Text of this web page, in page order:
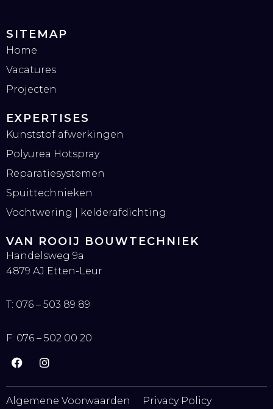
SITEMAP
Home
Vacatures
Projecten
EXPERTISES
Kunststof afwerkingen
Polyurea Hotspray
Reparatiesystemen
Spuittechnieken
Vochtwering | kelderafdichting
VAN ROOIJ BOUWTECHNIEK
Handelsweg 9a
4879 AJ Etten-Leur
T: 076 – 503 89 89
F: 076 – 502 00 20
F
c
e
I
s
t
Algemene Voorwaarden Privacy Policy